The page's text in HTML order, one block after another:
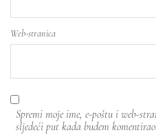
Web-stranica
Spremi moje ime, e-poštu i web-
sljedeći put kada budem komentirao.